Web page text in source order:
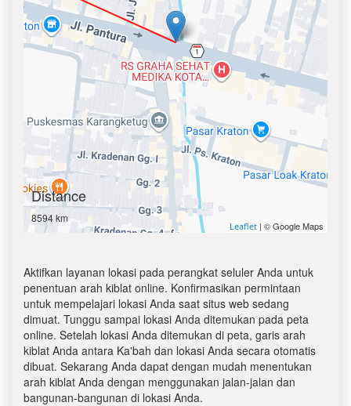
Distance
8594 km
Leaflet | © Google Maps
Aktifkan layanan lokasi pada perangkat seluler Anda untuk
penentuan arah kiblat online. Konfirmasikan permintaan
untuk mempelajari lokasi Anda saat situs web sedang
dimuat. Tunggu sampai lokasi Anda ditemukan pada peta
online. Setelah lokasi Anda ditemukan di peta, garis arah
kiblat Anda antara Ka'bah dan lokasi Anda secara otomatis
dibuat. Sekarang Anda dapat dengan mudah menentukan
arah kiblat Anda dengan menggunakan jalan-jalan dan
bangunan-bangunan di lokasi Anda.